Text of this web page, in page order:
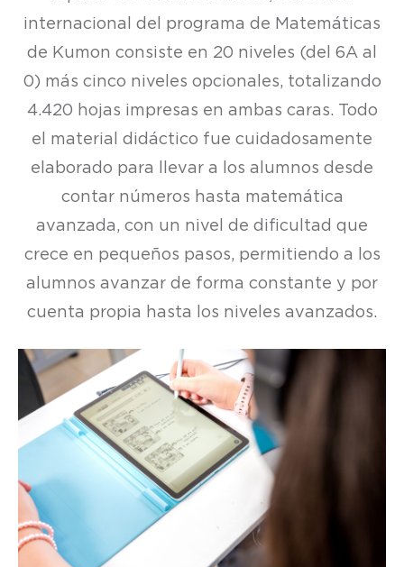
internacional del programa de Matemáticas
de Kumon consiste en 20 niveles (del 6A al
0) más cinco niveles opcionales, totalizando
4.420 hojas impresas en ambas caras. Todo
el material didáctico fue cuidadosamente
elaborado para llevar a los alumnos desde
contar números hasta matemática
avanzada, con un nivel de dificultad que
crece en pequeños pasos, permitiendo a los
alumnos avanzar de forma constante y por
cuenta propia hasta los niveles avanzados.